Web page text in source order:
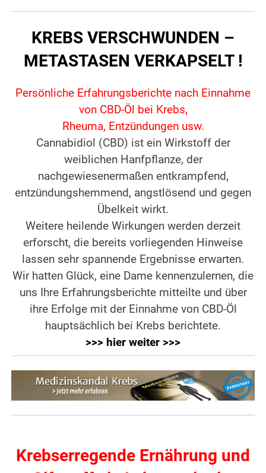
KREBS VERSCHWUNDEN –
METASTASEN VERKAPSELT !
Persönliche Erfahrungsberichte nach Einnahme
von CBD-Öl bei Krebs,
Rheuma, Entzündungen usw.
Cannabidiol (CBD) ist ein Wirkstoff der
weiblichen Hanfpflanze, der
nachgewiesenermaßen entkrampfend,
entzündungshemmend, angstlösend und gegen
Übelkeit wirkt.
Weitere heilende Wirkungen werden derzeit
erforscht, die bereits vorliegenden Hinweise
lassen sehr spannende Ergebnisse erwarten.
Wir hatten Glück, eine Dame kennenzulernen, die
uns Ihre Erfahrungsberichte mitteilte und über
ihre Erfolge mit der Einnahme von CBD-Öl
hauptsächlich bei Krebs berichtete.
>>> hier weiter >>>
Krebserregende Ernährung und